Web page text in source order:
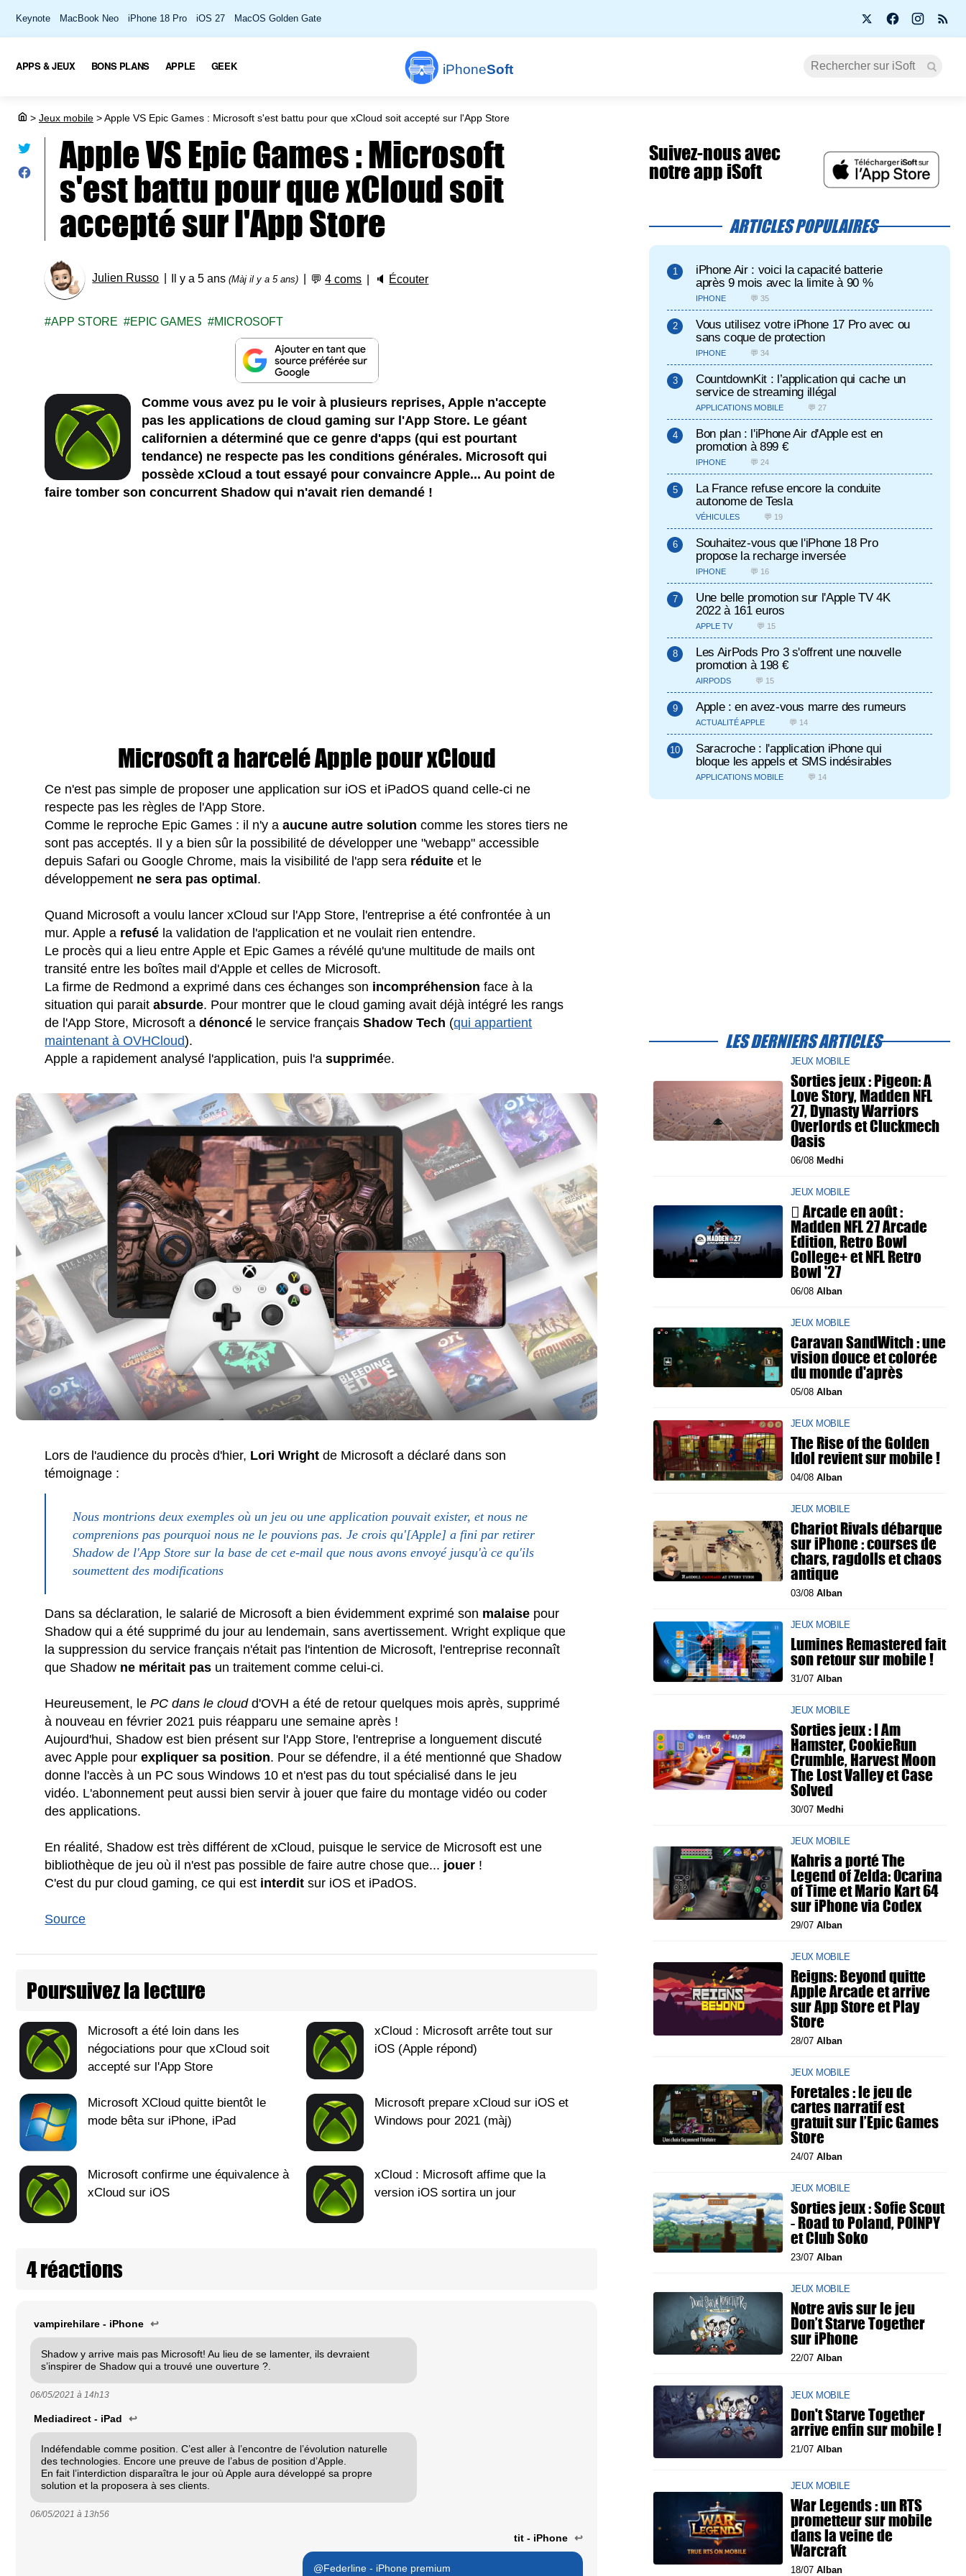
Keynote MacBook Neo iPhone 18 Pro iOS 27 MacOS Golden Gate
iPhoneSoft
APPS & JEUX BONS PLANS APPLE GEEK
> Jeux mobile >Apple VS Epic Games : Microsoft s'est battu pour que xCloud soit accepté sur l'App Store
Apple VS Epic Games : Microsoft
s'est battu pour que xCloud soit
accepté sur l'App Store
Julien Russo Il y a 5 ans(Màj il y a 5 ans) 💬4 coms 🔈 Écouter
APP STORE EPIC GAMES MICROSOFT
Comme vous avez pu le voir à plusieurs reprises, Apple n'accepte
pas les applications de cloud gaming sur l'App Store. Le géant
californien a déterminé que ce genre d'apps (qui est pourtant
tendance) ne respecte pas les conditions générales. Microsoft qui
possède xCloud a tout essayé pour convaincre Apple... Au point de
faire tomber son concurrent Shadow qui n'avait rien demandé !
Microsoft a harcelé Apple pour xCloud
Ce n'est pas simple de proposer une application sur iOS et iPadOS quand celle-ci ne
respecte pas les règles de l'App Store.
Comme le reproche Epic Games : il n'y aaucune autre solution comme les stores tiers ne
sont pas acceptés. Il y a bien sûr la possibilité de développer une "webapp" accessible
depuis Safari ou Google Chrome, mais la visibilité de l'app sera réduite et le
développement ne sera pas optimal.
Quand Microsoft a voulu lancer xCloud sur l'App Store, l'entreprise a été confrontée à un
mur. Apple a refusé la validation de l'application et ne voulait rien entendre.
Le procès qui a lieu entre Apple et Epic Games a révélé qu'une multitude de mails ont
transité entre les boîtes mail d'Apple et celles de Microsoft.
La firme de Redmond a exprimé dans ces échanges son incompréhension face à la
situation qui paraitabsurde. Pour montrer que le cloud gaming avait déjà intégré les rangs
de l'App Store, Microsoft adénoncé le service françaisShadow Tech (qui appartient
maintenant à OVHCloud).
Apple a rapidement analysé l'application, puis l'asupprimée.
Lors de l'audience du procès d'hier, Lori Wright de Microsoft a déclaré dans son
témoignage :
Nous montrions deux exemples où un jeu ou une application pouvait exister, et nous ne
comprenions pas pourquoi nous ne le pouvions pas. Je crois qu'[Apple] a fini par retirer
Shadow de l'App Store sur la base de cet e-mail que nous avons envoyé jusqu'à ce qu'ils
soumettent des modifications
Dans sa déclaration, le salarié de Microsoft a bien évidemment exprimé son malaise pour
Shadow qui a été supprimé du jour au lendemain, sans avertissement. Wright explique que
la suppression du service français n'était pas l'intention de Microsoft, l'entreprise reconnaît
que Shadow ne méritait pas un traitement comme celui-ci.
Heureusement, lePC dans le cloudd'OVH a été de retour quelques mois après, supprimé
à nouveau en février 2021 puis réapparu une semaine après !
Aujourd'hui, Shadow est bien présent sur l'App Store, l'entreprise a longuement discuté
avec Apple pourexpliquer sa position. Pour se défendre, il a été mentionné que Shadow
donne l'accès à un PC sous Windows 10 et n'est pas du tout spécialisé dans le jeu
vidéo. L'abonnement peut aussi bien servir à jouer que faire du montage vidéo ou coder
des applications.
En réalité, Shadow est très différent de xCloud, puisque le service de Microsoft est une
bibliothèque de jeu où il n'est pas possible de faire autre chose que... jouer !
C'est du pur cloud gaming, ce qui est interdit sur iOS et iPadOS.
Source
Poursuivez la lecture
Microsoft a été loin dans les
négociations pour que xCloud soit
accepté sur l'App Store
xCloud : Microsoft arrête tout sur
iOS (Apple répond)
Microsoft XCloud quitte bientôt le
mode bêta sur iPhone, iPad
Microsoft prepare xCloud sur iOS et
Windows pour 2021 (màj)
Microsoft confirme une équivalence à
xCloud sur iOS
xCloud : Microsoft affime que la
version iOS sortira un jour
4 réactions
vampirehilare - iPhone ↩
Shadow y arrive mais pas Microsoft! Au lieu de se lamenter, ils devraient
s’inspirer de Shadow qui a trouvé une ouverture ?.
06/05/2021 à 14h13
Mediadirect - iPad ↩
Indéfendable comme position. C’est aller à l’encontre de l’évolution naturelle
des technologies. Encore une preuve de l’abus de position d’Apple.
En fait l’interdiction disparaîtra le jour où Apple aura développé sa propre
solution et la proposera à ses clients.
06/05/2021 à 13h56
tit - iPhone ↩
@Federline - iPhone premium
Suivez-nous avec
notre app iSoft
ARTICLES POPULAIRES
iPhone Air : voici la capacité batterie
après 9 mois avec la limite à 90 %
IPHONE 💬 35
Vous utilisez votre iPhone 17 Pro avec ou
sans coque de protection
IPHONE 💬 34
CountdownKit : l’application qui cache un
service de streaming illégal
APPLICATIONS MOBILE 💬 27
Bon plan : l'iPhone Air d'Apple est en
promotion à 899 €
IPHONE 💬 24
La France refuse encore la conduite
autonome de Tesla
VÉHICULES 💬 19
Souhaitez-vous que l'iPhone 18 Pro
propose la recharge inversée
IPHONE 💬 16
Une belle promotion sur l'Apple TV 4K
2022 à 161 euros
APPLE TV 💬 15
Les AirPods Pro 3 s'offrent une nouvelle
promotion à 198 €
AIRPODS 💬 15
Apple : en avez-vous marre des rumeurs
ACTUALITÉ APPLE 💬 14
Saracroche : l'application iPhone qui
bloque les appels et SMS indésirables
APPLICATIONS MOBILE 💬 14
LES DERNIERS ARTICLES
JEUX MOBILE
Sorties jeux : Pigeon: A
Love Story, Madden NFL
27, Dynasty Warriors
Overlords et Cluckmech
Oasis
06/08 Medhi
JEUX MOBILE
 Arcade en août :
Madden NFL 27 Arcade
Edition, Retro Bowl
College+ et NFL Retro
Bowl '27
06/08 Alban
JEUX MOBILE
Caravan SandWitch : une
vision douce et colorée
du monde d'après
05/08 Alban
JEUX MOBILE
The Rise of the Golden
Idol revient sur mobile !
04/08 Alban
JEUX MOBILE
Chariot Rivals débarque
sur iPhone : courses de
chars, ragdolls et chaos
antique
03/08 Alban
JEUX MOBILE
Lumines Remastered fait
son retour sur mobile !
31/07 Alban
JEUX MOBILE
Sorties jeux : I Am
Hamster, CookieRun
Crumble, Harvest Moon
The Lost Valley et Case
Solved
30/07 Medhi
JEUX MOBILE
Kahris a porté The
Legend of Zelda: Ocarina
of Time et Mario Kart 64
sur iPhone via Codex
29/07 Alban
JEUX MOBILE
Reigns: Beyond quitte
Apple Arcade et arrive
sur App Store et Play
Store
28/07 Alban
JEUX MOBILE
Foretales : le jeu de
cartes narratif est
gratuit sur l’Epic Games
Store
24/07 Alban
JEUX MOBILE
Sorties jeux : Sofie Scout
- Road to Poland, POINPY
et Club Soko
23/07 Alban
JEUX MOBILE
Notre avis sur le jeu
Don’t Starve Together
sur iPhone
22/07 Alban
JEUX MOBILE
Don't Starve Together
arrive enfin sur mobile !
21/07 Alban
JEUX MOBILE
War Legends : un RTS
prometteur sur mobile
dans la veine de
Warcraft
18/07 Alban